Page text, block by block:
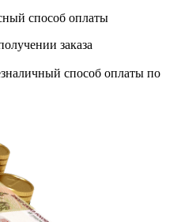
способ оплаты
заказа
способ оплаты по